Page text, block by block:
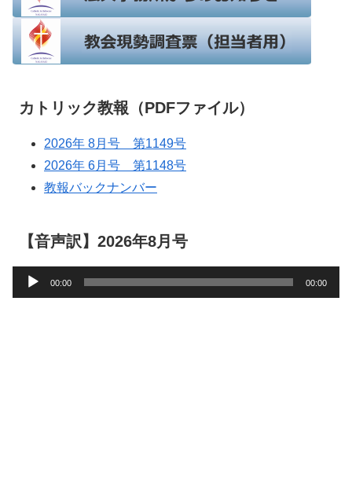
カトリック教報（PDFファイル）
2026年 8月号 第1149号
2026年 6月号 第1148号
教報バックナンバー
【音声訳】2026年8月号
声
00:00 00:00